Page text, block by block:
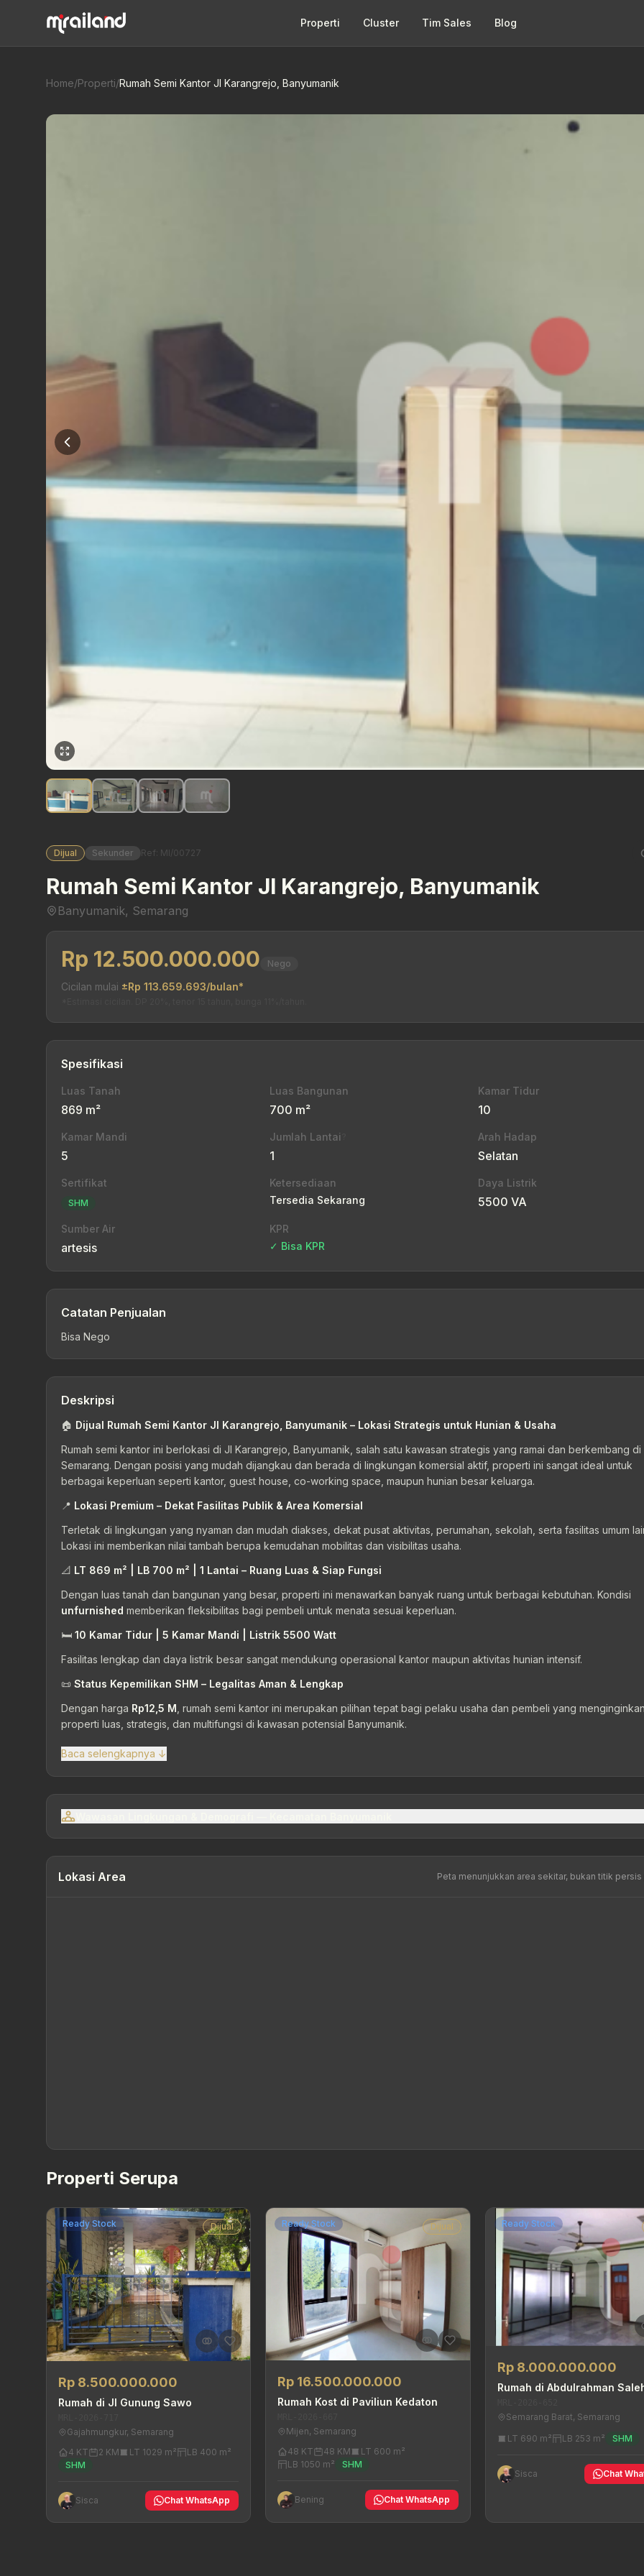
Properti Cluster Tim Sales Blog
Home/Properti/Rumah Semi Kantor Jl Karangrejo, Banyumanik
Dijual Sekunder Ref: MI/00727
Rumah Semi Kantor Jl Karangrejo, Banyumanik
Banyumanik, Semarang
Rp 12.500.000.000 Nego
Cicilan mulai ±Rp 113.659.693/bulan*
Spesifikasi
Luas Tanah
869 m²
Luas Bangunan
700 m²
Kamar Tidur
10
Kamar Mandi
5
Jumlah Lantai
1
Arah Hadap
Selatan
Sertifikat
SHM
Ketersediaan
Tersedia Sekarang
Daya Listrik
5500 VA
Sumber Air
artesis
KPR
✓ Bisa KPR
Catatan Penjualan
Bisa Nego
Deskripsi
🏠 Dijual Rumah Semi Kantor Jl Karangrejo, Banyumanik – Lokasi Strategis untuk Hunian & Usaha
Rumah semi kantor ini berlokasi di Jl Karangrejo, Banyumanik, salah satu kawasan strategis yang ramai dan berkembang di
Semarang. Dengan posisi yang mudah dijangkau dan berada di lingkungan komersial aktif, properti ini sangat ideal untuk
berbagai keperluan seperti kantor, guest house, co-working space, maupun hunian besar keluarga.
📍 Lokasi Premium – Dekat Fasilitas Publik & Area Komersial
Terletak di lingkungan yang nyaman dan mudah diakses, dekat pusat aktivitas, perumahan, sekolah, serta fasilitas umum
Lokasi ini memberikan nilai tambah berupa kemudahan mobilitas dan visibilitas usaha.
📐 LT 869 m² | LB 700 m² | 1 Lantai – Ruang Luas & Siap Fungsi
Dengan luas tanah dan bangunan yang besar, properti ini menawarkan banyak ruang untuk berbagai kebutuhan. Kondisi
unfurnished memberikan fleksibilitas bagi pembeli untuk menata sesuai keperluan.
🛏 10 Kamar Tidur | 5 Kamar Mandi | Listrik 5500 Watt
Fasilitas lengkap dan daya listrik besar sangat mendukung operasional kantor maupun aktivitas hunian intensif.
📜 Status Kepemilikan SHM – Legalitas Aman & Lengkap
Dengan harga Rp12,5 M , rumah semi kantor ini merupakan pilihan tepat bagi pelaku usaha dan pembeli yang menginginkan
properti luas, strategis, dan multifungsi di kawasan potensial Banyumanik.
Baca selengkapnya ↓
Lokasi Area Peta menunjukkan area sekitar, bukan titik
Properti Serupa
Ready Stock Dijual
Rp 8.500.000.000
Rumah di Jl Gunung Sawo
Gajahmungkur, Semarang
4 KT
2 KM LT 1029 m²
LB 400 m²
SHM
Sisca Chat WhatsApp
Ready Stock Dijual
Rp 16.500.000.000
Rumah Kost di Paviliun Kedaton
Mijen, Semarang
48 KT
48 KM
LT 600 m²
LB 1050 m²
SHM
Bening Chat WhatsApp
Ready Stock
Rp 8.000.000.000
Rumah di Abdulrahman
Semarang Barat, Semarang
LT 690 m²
LB 253 m² SHM
Sisca Chat